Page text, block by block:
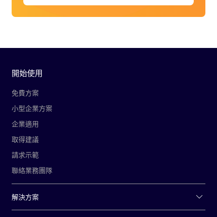
開始使用
免費方案
小型企業方案
企業適用
取得建議
請求示範
聯絡業務團隊
解決方案